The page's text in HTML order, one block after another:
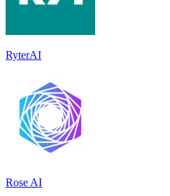
RyterAI
Rose AI